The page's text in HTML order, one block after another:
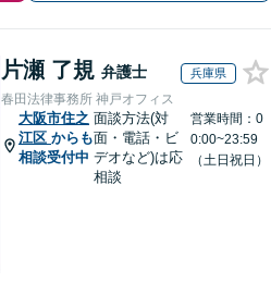
片瀬 了規 弁護士 兵庫県
春田法律事務所 神戸オフィス
大阪市住之
江区 からも
相談受付中
面談方法(対
面・電話・ビ
デオなど)は応
相談
営業時間：0
0:00~23:59
（土日祝日）